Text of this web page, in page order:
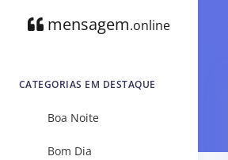
mensagem.online
CATEGORIAS EM DESTAQUE
Boa Noite
Bom Dia